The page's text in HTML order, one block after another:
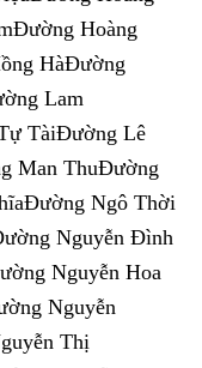
Hoàng
HàĐường
Lam
TàiĐường Lê
Man ThuĐường
Ngô Thời
Nguyễn Đình
Nguyễn Hoa
Nguyễn
Thị